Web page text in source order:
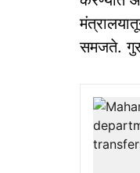
समजते.